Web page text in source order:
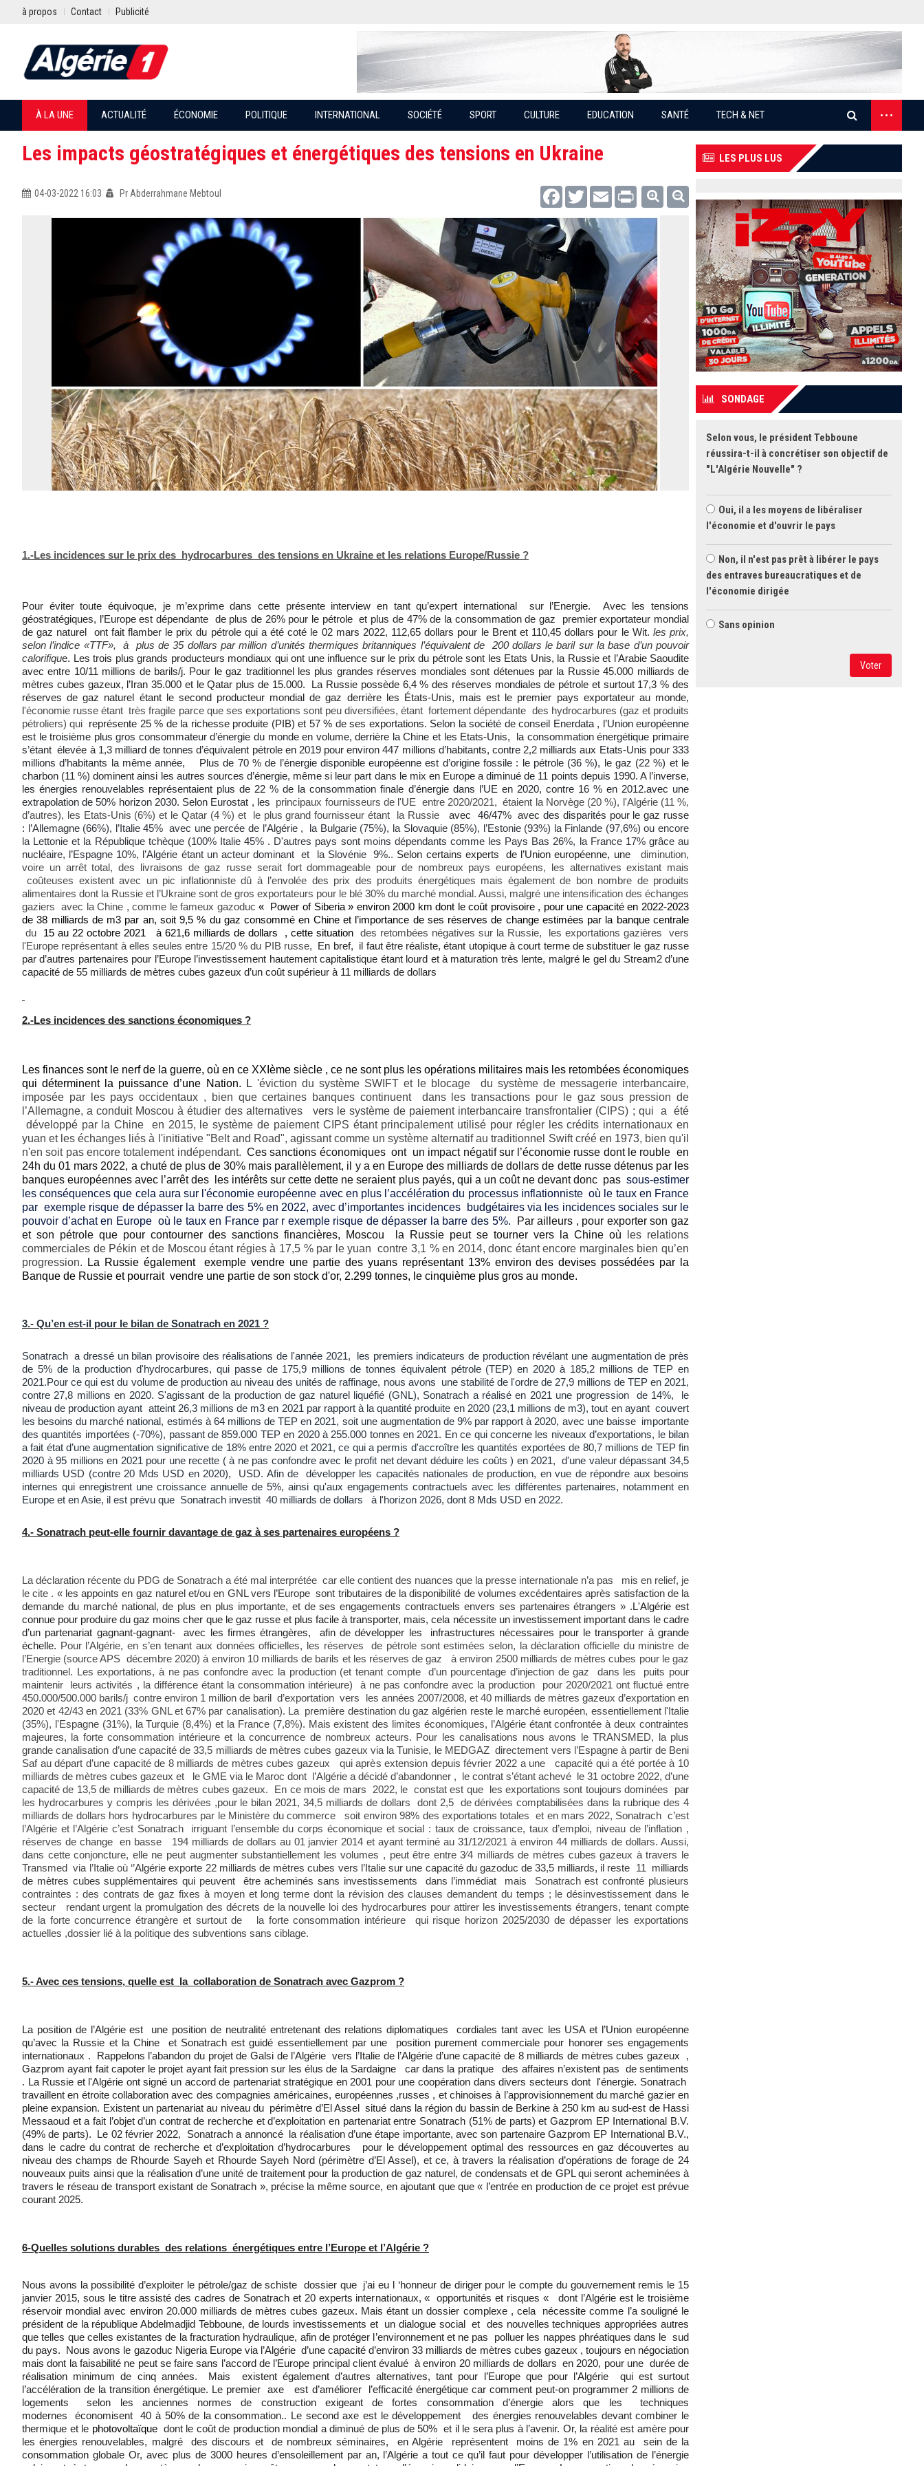
à propos Contact Publicité
À LA UNE ACTUALITÉ ÉCONOMIE POLITIQUE INTERNATIONAL SOCIÉTÉ SPORT CULTURE EDUCATION SANTÉ TECH & NET
...
Les impacts géostratégiques et énergétiques des tensions en Ukraine
04-03-2022 16:03 Pr Abderrahmane Mebtoul FacebookTwitter Email Print
1.-Les incidences sur le prix des hydrocarbures des tensions en Ukraine et les relations Europe/Russie ?
Pour éviter toute équivoque, je m’exprime dans cette présente interview en tant qu’expert international sur l’Energie.
Avec les tensions
géostratégiques, l’Europe est dépendante de plus de 26% pour le pétrole et plus de 47% de la consommation de gaz premier exportateur mondial
de gaz naturel ont fait flamber le prix du pétrole qui a été coté le 02 mars 2022, 112,65 dollars pour le Brent et 110,45 dollars pour le Wit. les prix,
selon l’indice «TTF», à plus de 35 dollars par million d’unités thermiques britanniques l’équivalent de 200 dollars le baril sur la base d’un pouvoir
calorifique. Les trois plus grands producteurs mondiaux qui ont une influence sur le prix du pétrole sont les Etats Unis, la Russie et l’Arabie Saoudite
avec entre 10/11 millions de barils/j. Pour le gaz traditionnel les plus grandes réserves mondiales sont détenues par la Russie 45.000 milliards de
mètres cubes gazeux, l’Iran 35.000 et le Qatar plus de 15.000.
La Russie possède 6,4 % des réserves mondiales de pétrole et surtout 17,3 % des
réserves de gaz naturel étant le second producteur mondial de gaz derrière les États-Unis, mais est le premier pays exportateur au monde,
'économie russe étant très fragile parce que ses exportations sont peu diversifiées, étant fortement dépendante des hydrocarbures (gaz et produits
pétroliers) qui
représente 25 % de la richesse produite (PIB) et 57 % de ses exportations. Selon la société de conseil Enerdata , l’Union européenne
est le troisième plus gros consommateur d’énergie du monde en volume, derrière la Chine et les Etats-Unis, la consommation énergétique primaire
s’étant élevée à 1,3 milliard de tonnes d’équivalent pétrole en 2019 pour environ 447 millions d’habitants, contre 2,2 milliards aux Etats-Unis pour 333
millions d’habitants la même année, Plus de 70 % de l’énergie disponible européenne est d’origine fossile : le pétrole (36 %), le gaz (22 %) et le
charbon (11 %) dominent ainsi les autres sources d’énergie, même si leur part dans le mix en Europe a diminué de 11 points depuis 1990. A l’inverse,
les énergies renouvelables représentaient plus de 22 % de la consommation finale d’énergie dans l’UE en 2020, contre 16 % en 2012.avec une
extrapolation de 50% horizon 2030. Selon Eurostat , les
principaux fournisseurs de l'UE entre 2020/2021, étaient la Norvège (20 %), l'Algérie (11 %,
d’autres), les Etats-Unis (6%) et le Qatar (4 %) et le plus grand fournisseur étant la Russie
avec 46/47% avec des disparités pour le gaz russe
: l’Allemagne (66%), l’Italie 45% avec une percée de l’Algérie , la Bulgarie (75%), la Slovaquie (85%), l’Estonie (93%) la Finlande (97,6%) ou encore
la Lettonie et la République tchèque (100% Italie 45% . D'autres pays sont moins dépendants comme les Pays Bas 26%, la France 17% grâce au
nucléaire, l’Espagne 10%, l’Algérie étant un acteur dominant et la Slovénie 9%.. Selon certains experts de l’Union européenne, une
diminution,
voire un arrêt total, des livraisons de gaz russe serait fort dommageable pour de nombreux pays européens, les alternatives existant mais
coûteuses existent avec un pic inflationniste dû à l’envolée des prix des produits énergétiques mais également de bon nombre de produits
alimentaires dont la Russie et l’Ukraine sont de gros exportateurs pour le blé 30% du marché mondial. Aussi, malgré une intensification des échanges
gaziers avec la Chine , comme le fameux gazoduc« Power of Siberia » environ 2000 km dont le coût provisoire , pour une capacité en 2022-2023
de 38 milliards de m3 par an, soit 9,5 % du gaz consommé en Chine et l’importance de ses réserves de change estimées par la banque centrale
du
15 au 22 octobre 2021 à 621,6 milliards de dollars , cette situation
des retombées négatives sur la Russie, les exportations gazières vers
l'Europe représentant à elles seules entre 15/20 % du PIB russe,
En bref, il faut être réaliste, étant utopique à court terme de substituer le gaz russe
par d’autres partenaires pour l’Europe l’investissement hautement capitalistique étant lourd et à maturation très lente, malgré le gel du Stream2 d’une
capacité de 55 milliards de mètres cubes gazeux d’un coût supérieur à 11 milliards de dollars
2.-Les incidences des sanctions économiques ?
Les finances sont le nerf de la guerre, où en ce XXIème siècle , ce ne sont plus les opérations militaires mais les retombées économiques
qui déterminent la puissance d’une Nation.
L 'éviction du système SWIFT et le blocage du système de messagerie interbancaire,
imposée par les pays occidentaux , bien que certaines banques continuent dans les transactions pour le gaz sous pression de
l’Allemagne, a conduit Moscou à étudier des alternatives vers le système de paiement interbancaire transfrontalier (CIPS) ; qui a été
développé par la Chine en 2015, le système de paiement CIPS étant principalement utilisé pour régler les crédits internationaux en
yuan et les échanges liés à l'initiative "Belt and Road", agissant comme un système alternatif au traditionnel Swift créé en 1973, bien qu'il
n'en soit pas encore totalement indépendant.Ces sanctions économiques ont un impact négatif sur l’économie russe dont le rouble en
24h du 01 mars 2022, a chuté de plus de 30% mais parallèlement, il y a en Europe des milliards de dollars de dette russe détenus par les
banques européennes avec l’arrêt des les intérêts sur cette dette ne seraient plus payés, qui a un coût ne devant donc pas sous-estimer
les conséquences que cela aura sur l'économie européenne avec en plus l’accélération du processus inflationniste où le taux en France
par exemple risque de dépasser la barre des 5% en 2022, avec d’importantes incidences budgétaires via les incidences sociales sur le
pouvoir d’achat en Europe où le taux en France par r exemple risque de dépasser la barre des 5%.
Par ailleurs , pour exporter son gaz
et son pétrole que pour contourner des sanctions financières, Moscou la Russie peut se tourner vers la Chine où les relations
commerciales de Pékin et de Moscou étant régies à 17,5 % par le yuan contre 3,1 % en 2014, donc étant encore marginales bien qu’en
progression.
La Russie également exemple vendre une partie des yuans représentant 13% environ des devises possédées par la
Banque de Russie et pourrait vendre une partie de son stock d'or, 2.299 tonnes, le cinquième plus gros au monde.
3.- Qu’en est-il pour le bilan de Sonatrach en 2021 ?
Sonatrach a dressé un bilan provisoire des réalisations de l'année 2021, les premiers indicateurs de production révélant une augmentation de près
de 5% de la production d'hydrocarbures, qui passe de 175,9 millions de tonnes équivalent pétrole (TEP) en 2020 à 185,2 millions de TEP en
2021.Pour ce qui est du volume de production au niveau des unités de raffinage, nous avons une stabilité de l'ordre de 27,9 millions de TEP en 2021,
contre 27,8 millions en 2020. S'agissant de la production de gaz naturel liquéfié (GNL), Sonatrach a réalisé en 2021 une progression de 14%, le
niveau de production ayant atteint 26,3 millions de m3 en 2021 par rapport à la quantité produite en 2020 (23,1 millions de m3), tout en ayant couvert
les besoins du marché national, estimés à 64 millions de TEP en 2021, soit une augmentation de 9% par rapport à 2020, avec une baisse importante
des quantités importées (-70%), passant de 859.000 TEP en 2020 à 255.000 tonnes en 2021. En ce qui concerne les niveaux d’exportations, le bilan
a fait état d’une augmentation significative de 18% entre 2020 et 2021, ce qui a permis d'accroître les quantités exportées de 80,7 millions de TEP fin
2020 à 95 millions en 2021 pour une recette ( à ne pas confondre avec le profit net devant déduire les coûts ) en 2021, d'une valeur dépassant 34,5
milliards USD (contre 20 Mds USD en 2020), USD. Afin de développer les capacités nationales de production, en vue de répondre aux besoins
internes qui enregistrent une croissance annuelle de 5%, ainsi qu'aux engagements contractuels avec les différentes partenaires, notamment en
Europe et en Asie, il est prévu que Sonatrach investit 40 milliards de dollars à l'horizon 2026, dont 8 Mds USD en 2022.
4.- Sonatrach peut-elle fournir davantage de gaz à ses partenaires européens ?
La déclaration récente du PDG de Sonatrach a été mal interprétée car elle contient des nuances que la presse internationale n’a pas mis en relief, je
le cite . « les appoints en gaz naturel et/ou en GNL vers l’Europe sont tributaires de la disponibilité de volumes excédentaires après satisfaction de la
demande du marché national, de plus en plus importante, et de ses engagements contractuels envers ses partenaires étrangers » . L'Algérie est
connue pour produire du gaz moins cher que le gaz russe et plus facile à transporter, mais, cela nécessite un investissement important dans le cadre
d’un partenariat gagnant-gagnant- avec les firmes étrangères, afin de développer les infrastructures nécessaires pour le transporter à grande
échelle. Pour l’Algérie, en s’en tenant aux données officielles, les réserves de pétrole sont estimées selon, la déclaration officielle du ministre de
l’Energie (source APS décembre 2020) à environ 10 milliards de barils et les réserves de gaz à environ 2500 milliards de mètres cubes pour le gaz
traditionnel. Les exportations, à ne pas confondre avec la production (et tenant compte d’un pourcentage d’injection de gaz dans les puits pour
maintenir leurs activités , la différence étant la consommation intérieure) à ne pas confondre avec la production pour 2020/2021 ont fluctué entre
450.000/500.000 barils/j contre environ 1 million de baril d’exportation vers les années 2007/2008, et 40 milliards de mètres gazeux d’exportation en
2020 et 42/43 en 2021 (33% GNL et 67% par canalisation). La première destination du gaz algérien reste le marché européen, essentiellement l'Italie
(35%), l'Espagne (31%), la Turquie (8,4%) et la France (7,8%). Mais existent des limites économiques, l’Algérie étant confrontée à deux contraintes
majeures, la forte consommation intérieure et la concurrence de nombreux acteurs. Pour les canalisations nous avons le TRANSMED, la plus
grande canalisation d’une capacité de 33,5 milliards de mètres cubes gazeux via la Tunisie, le MEDGAZ directement vers l’Espagne à partir de Beni
Saf au départ d’une capacité de 8 milliards de mètres cubes gazeux qui après extension depuis février 2022 a une capacité qui a été portée à 10
milliards de mètres cubes gazeux et le GME via le Maroc dont l’Algérie a décidé d’abandonner , le contrat s’étant achevé le 31 octobre 2022, d’une
capacité de 13,5 de milliards de mètres cubes gazeux. En ce mois de mars 2022, le constat est que les exportations sont toujours dominées par
les hydrocarbures y compris les dérivées ,pour le bilan 2021, 34,5 milliards de dollars dont 2,5 de dérivées comptabilisées dans la rubrique des 4
milliards de dollars hors hydrocarbures par le Ministère du commerce soit environ 98% des exportations totales et en mars 2022, Sonatrach c’est
l’Algérie et l’Algérie c’est Sonatrach irriguant l’ensemble du corps économique et social : taux de croissance, taux d’emploi, niveau de l’inflation ,
réserves de change en basse 194 milliards de dollars au 01 janvier 2014 et ayant terminé au 31/12/2021 à environ 44 milliards de dollars. Aussi,
dans cette conjoncture, elle ne peut augmenter substantiellement les volumes , peut être entre 3⁄4 milliards de mètres cubes gazeux à travers le
Transmed via l’Italie où ‘’Algérie exporte 22 milliards de mètres cubes vers l’Italie sur une capacité du gazoduc de 33,5 milliards, il reste 11 milliards
de mètres cubes supplémentaires qui peuvent être acheminés sans investissements dans l’immédiat mais
Sonatrach est confronté plusieurs
contraintes : des contrats de gaz fixes à moyen et long terme dont la révision des clauses demandent du temps ; le désinvestissement dans le
secteur rendant urgent la promulgation des décrets de la nouvelle loi des hydrocarbures pour attirer les investissements étrangers, tenant compte
de la forte concurrence étrangère et surtout de la forte consommation intérieure qui risque horizon 2025/2030 de dépasser les exportations
actuelles ,dossier lié à la politique des subventions sans ciblage.
5.- Avec ces tensions, quelle est la collaboration de Sonatrach avec Gazprom ?
La position de l’Algérie est une position de neutralité entretenant des relations diplomatiques cordiales tant avec les USA et l’Union européenne
qu’avec la Russie et la Chine et Sonatrach est guidé essentiellement par une position purement commerciale pour honorer ses engagements
internationaux . Rappelons l’abandon du projet de Galsi de l’Algérie vers l’Italie de l’Algérie d’une capacité de 8 milliards de mètres cubes gazeux ,
Gazprom ayant fait capoter le projet ayant fait pression sur les élus de la Sardaigne car dans la pratique des affaires n’existent pas de sentiments
. La Russie et l'Algérie ont signé un accord de partenariat stratégique en 2001 pour une coopération dans divers secteurs dont l'énergie. Sonatrach
travaillent en étroite collaboration avec des compagnies américaines, européennes ,russes , et chinoises à l’approvisionnement du marché gazier en
pleine expansion. Existent un partenariat au niveau du périmètre d’El Assel situé dans la région du bassin de Berkine à 250 km au sud-est de Hassi
Messaoud et a fait l’objet d’un contrat de recherche et d’exploitation en partenariat entre Sonatrach (51% de parts) et Gazprom EP International B.V.
(49% de parts).
Le 02 février 2022,
Sonatrach a annoncé la réalisation d’une étape importante, avec son partenaire Gazprom EP International B.V.,
dans le cadre du contrat de recherche et d’exploitation d’hydrocarbures pour le développement optimal des ressources en gaz découvertes au
niveau des champs de Rhourde Sayeh et Rhourde Sayeh Nord (périmètre d’El Assel), et ce, à travers la réalisation d’opérations de forage de 24
nouveaux puits ainsi que la réalisation d’une unité de traitement pour la production de gaz naturel, de condensats et de GPL qui seront acheminées à
travers le réseau de transport existant de Sonatrach », précise la même source, en ajoutant que que « l’entrée en production de ce projet est prévue
courant 2025.
6-Quelles solutions durables des relations énergétiques entre l’Europe et l’Algérie ?
Nous avons la possibilité d’exploiter le pétrole/gaz de schiste dossier que j’ai eu l ‘honneur de diriger pour le compte du gouvernement remis le 15
janvier 2015, sous le titre assisté des cadres de Sonatrach et 20 experts internationaux, « opportunités et risques « dont l’Algérie est le troisième
réservoir mondial avec environ 20.000 milliards de mètres cubes gazeux. Mais étant un dossier complexe , cela nécessite comme l’a souligné le
président de la république Abdelmadjid Tebboune, de lourds investissements et un dialogue social et des nouvelles techniques appropriées autres
que telles que celles existantes de la fracturation hydraulique, afin de protéger l’environnement et ne pas polluer les nappes phréatiques dans le sud
du pays. Nous avons le gazoduc Nigeria Europe via l’Algérie d’une capacité d’environ 33 milliards de mètres cubes gazeux , toujours en négociation
mais dont la faisabilité ne peut se faire sans l’accord de l’Europe principal client évalué à environ 20 milliards de dollars en 2020, pour une durée de
réalisation minimum de cinq années. Mais existent également d’autres alternatives, tant pour l’Europe que pour l’Algérie qui est surtout
l’accélération de la transition énergétique. Le premier axe est d’améliorer l’efficacité énergétique car comment peut-on programmer 2 millions de
logements selon les anciennes normes de construction exigeant de fortes consommation d’énergie alors que les techniques
modernes économisent 40 à 50% de la consommation.. Le second axe est le développement des énergies renouvelables devant combiner le
thermique et le photovoltaïquedont le coût de production mondial a diminué de plus de 50% et il le sera plus à l’avenir. Or, la réalité est amère pour
les énergies renouvelables, malgré des discours et de nombreux séminaires, en Algérie représentent moins de 1% en 2021 au sein de la
consommation globale Or, avec plus de 3000 heures d’ensoleillement par an, l’Algérie a tout ce qu’il faut pour développer l’utilisation de l’énergie
LES PLUS LUS
SONDAGE
Selon vous, le président Tebboune
réussira-t-il à concrétiser son objectif de
"L'Algérie Nouvelle" ?
Oui, il a les moyens de libéraliser
l'économie et d'ouvrir le pays
Non, il n'est pas prêt à libérer le pays
des entraves bureaucratiques et de
l'économie dirigée
Sans opinion
Voter